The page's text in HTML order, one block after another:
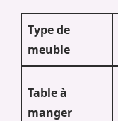
Type de
meuble
Table à
manger